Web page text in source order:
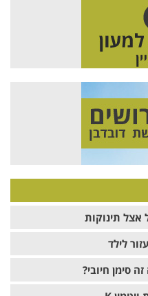
אצל תינוקות
לילד
סימן חיובי?